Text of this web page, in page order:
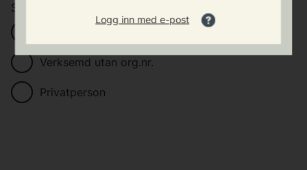
Logg inn med e-post
Søkjaren er
Verksemd utan org.nr.
Privatperson